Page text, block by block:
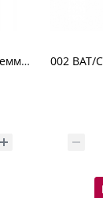
001 BAT/CLM Зажим клеммы АКБ 8см цвет маркировка полярности резин изоляция ручек оцинк сталь 2шт